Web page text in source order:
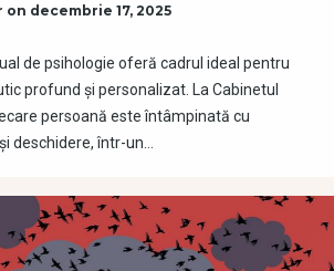
on decembrie 17, 2025
de psihologie oferă cadrul ideal pentru
profund și personalizat. La Cabinetul
persoană este întâmpinată cu
deschidere, într-un…